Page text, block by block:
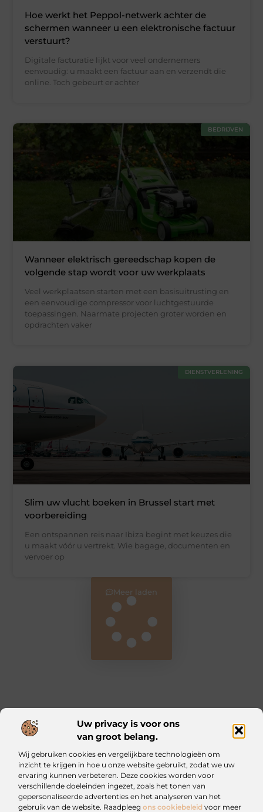
Uw privacy is voor ons
van groot belang.
Wij gebruiken cookies en vergelijkbare technologieën om
inzicht te krijgen in hoe u onze website gebruikt, zodat we uw
ervaring kunnen verbeteren. Deze cookies worden voor
verschillende doeleinden ingezet, zoals het tonen van
gepersonaliseerde advertenties en het analyseren van het
gebruik van de website. Raadpleeg ons cookiebeleid voor meer
Hoe werkt het Peppol-netwerk achter de
schermen wanneer u een elektronische factuur
verstuurt?
Digitale facturatie lijkt voor veel ondernemers
eenvoudig: u maakt een factuur aan en verzendt die
online. Toch gebeurt er achter
BEDRIJVEN
Wanneer elektrisch gereedschap kopen de
volgende stap wordt voor uw werkplaats
Veel werkplaatsen starten met een basisuitrusting en
een eenvoudige compressor voor luchtgestuurde
toepassingen. Naarmate projecten groter worden en
opdrachten vaker
DIENSTVERLENING
Slim uw vlucht boeken in Brussel start met
voorbereiding
Een ontspannen reis naar Ibiza begint met keuzes die
u maakt vóór u vertrekt. Wie bagage, documenten en
vervoer op
Meer laden
Main Links
Iztougoud.be: Voor wie nieuwsgierig blijft
Blogs vol inspiratie en praktische wijsheid.